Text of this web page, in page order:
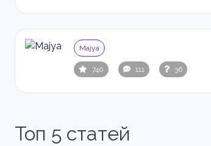
Majya
740 111 36
Топ 5 статей